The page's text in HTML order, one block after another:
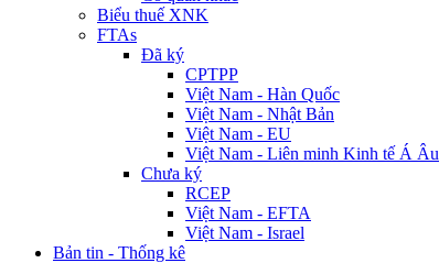
Biểu thuế XNK
FTAs
Đã ký
CPTPP
Việt Nam - Hàn Quốc
Việt Nam - Nhật Bản
Việt Nam - EU
Việt Nam - Liên minh Kinh tế Á Âu
Chưa ký
RCEP
Việt Nam - EFTA
Việt Nam - Israel
Bản tin - Thống kê